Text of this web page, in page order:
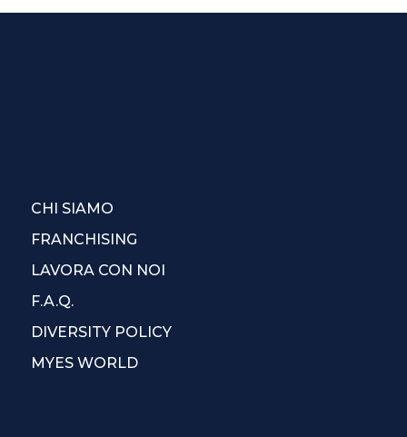
CHI SIAMO
FRANCHISING
LAVORA CON NOI
F.A.Q.
DIVERSITY POLICY
MYES WORLD